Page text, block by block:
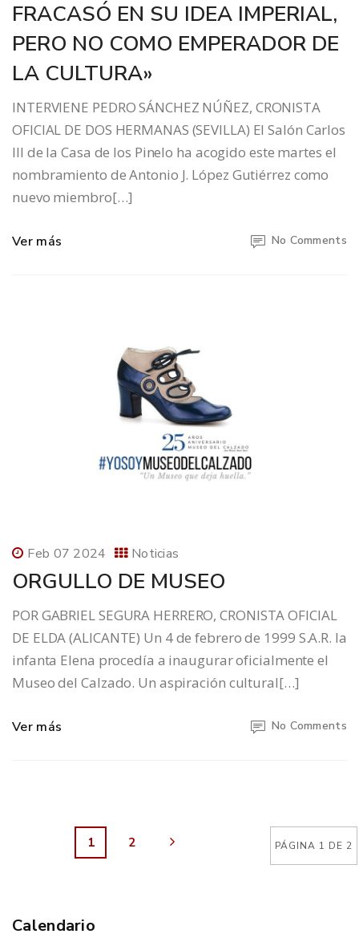
FRACASÓ EN SU IDEA IMPERIAL,
PERO NO COMO EMPERADOR DE
LA CULTURA»
INTERVIENE PEDRO SÁNCHEZ NÚÑEZ, CRONISTA
OFICIAL DE DOS HERMANAS (SEVILLA) El Salón Carlos
III de la Casa de los Pinelo ha acogido este martes el
nombramiento de Antonio J. López Gutiérrez como
nuevo miembro[…]
Ver más No Comments
Feb 07 2024 Noticias
ORGULLO DE MUSEO
POR GABRIEL SEGURA HERRERO, CRONISTA OFICIAL
DE ELDA (ALICANTE) Un 4 de febrero de 1999 S.A.R. la
infanta Elena procedía a inaugurar oficialmente el
Museo del Calzado. Un aspiración cultural[…]
Ver más No Comments
PÁGINA 1 DE 2
1 2
Calendario